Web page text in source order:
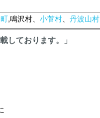
,鳴沢村、 小菅村 丹波山村
しております。」